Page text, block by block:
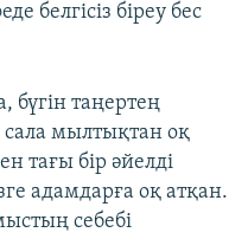
белгісіз біреу бес
таңертең
сала мылтықтан оқ
тағы бір әйелді
адамдарға оқ атқан.
себебі